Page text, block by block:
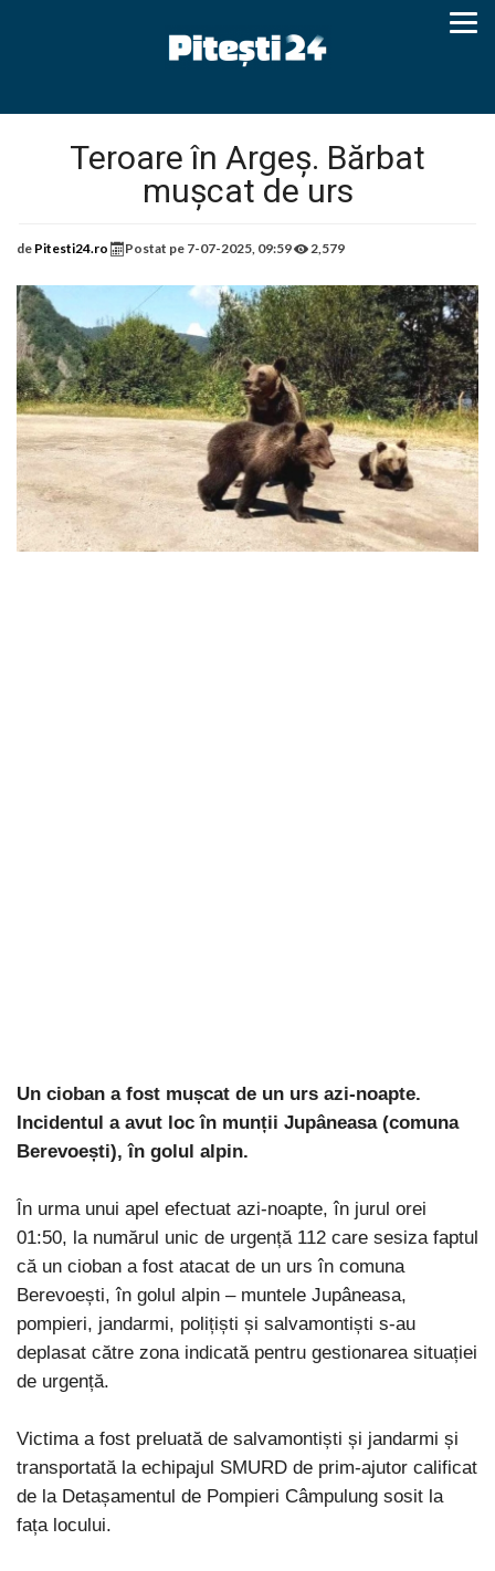
Teroare în Argeș. Bărbat
mușcat de urs
de Pitesti24.ro Postat pe 7-07-2025, 09:59 2,579
Un cioban a fost mușcat de un urs azi-noapte.
Incidentul a avut loc în munții Jupâneasa (comuna
Berevoești), în golul alpin.
În urma unui apel efectuat azi-noapte, în jurul orei
01:50, la numărul unic de urgență 112 care sesiza faptul
că un cioban a fost atacat de un urs în comuna
Berevoești, în golul alpin – muntele Jupâneasa,
pompieri, jandarmi, polițiști și salvamontiști s-au
deplasat către zona indicată pentru gestionarea situației
de urgență.
Victima a fost preluată de salvamontiști și jandarmi și
transportată la echipajul SMURD de prim-ajutor calificat
de la Detașamentul de Pompieri Câmpulung sosit la
fața locului.